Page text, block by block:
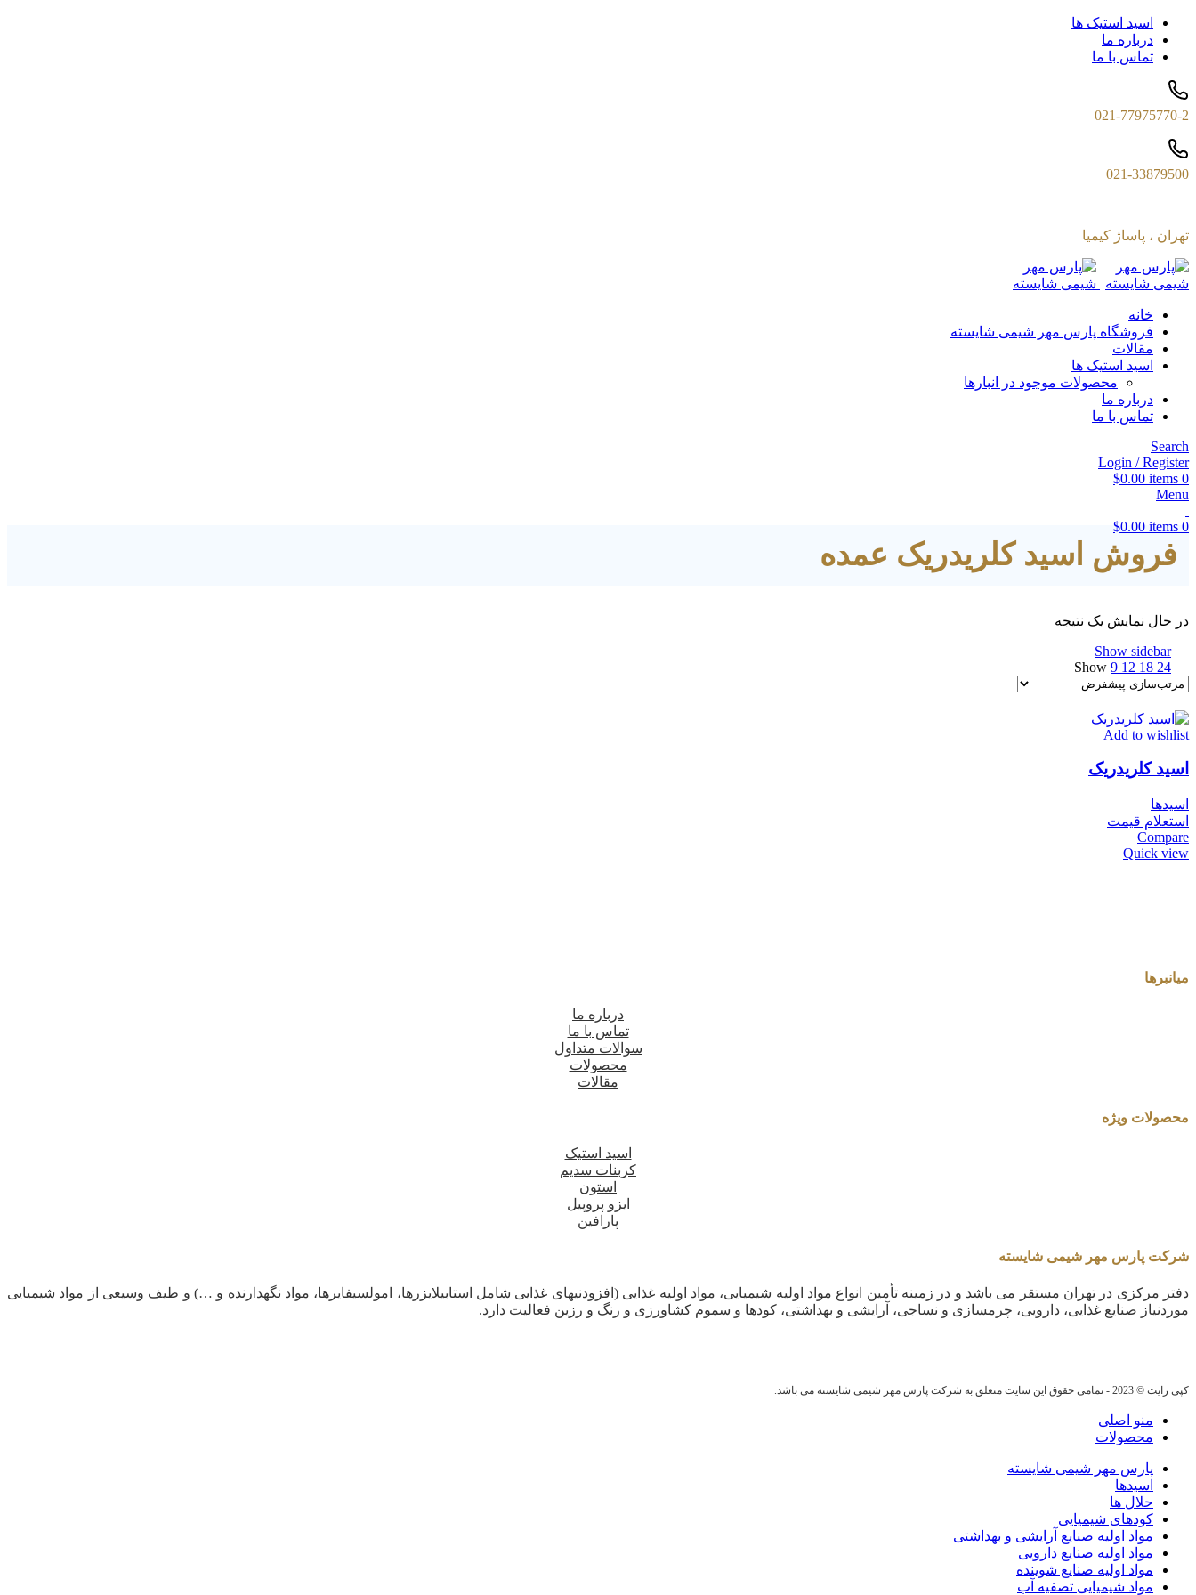
اسید استیک ها
درباره ما
تماس با ما
021-77975770-2
021-33879500
تهران ، پاساژ کیمیا
خانه
فروشگاه پارس مهر شیمی شایسته
مقالات
اسید استیک ها
محصولات موجود در انبارها
درباره ما
تماس با ما
Search
Login / Register
0
items
$0.00
Menu
0
items
$0.00
فروش اسید کلریدریک عمده
در حال نمایش یک نتیجه
Show sidebar
Show 9 12 18 24
Add to wishlist
اسید کلریدریک
اسیدها
استعلام قیمت
Compare
Quick view
میانبرها
درباره ما
تماس با ما
سوالات متداول
محصولات
مقالات
محصولات ویژه
اسید استیک
کربنات سدیم
استون
ایزو پروپیل
پارافین
شرکت پارس مهر شیمی شایسته
دفتر مرکزی در تهران مستقر می باشد و در زمینه تأمین انواع مواد اولیه شیمیایی، مواد اولیه غذایی (افزودنیهای غذایی شامل استابیلایزرها، امولسیفایرها، مواد نگهدارنده و …) و طیف وسیعی از مواد شیمیایی
موردنیاز صنایع غذایی، دارویی، چرمسازی و نساجی، آرایشی و بهداشتی، کودها و سموم کشاورزی و رنگ و رزین فعالیت دارد.
کپی رایت © 2023 - تمامی حقوق این سایت متعلق به شرکت پارس مهر شیمی شایسته می باشد.
منو اصلی
محصولات
پارس مهر شیمی شایسته
اسیدها
حلال ها
کودهای شیمیایی
مواد اولیه صنایع آرایشی و بهداشتی
مواد اولیه صنایع دارویی
مواد اولیه صنایع شوینده
مواد شیمیایی تصفیه آب